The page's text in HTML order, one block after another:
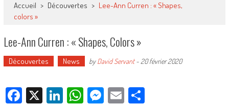
Accueil > Découvertes > Lee-Ann Curren : « Shapes,
colors »
Lee-Ann Curren : « Shapes, Colors »
Découvertes News byDavid Servant- 20 février 2020
Facebook
X LinkedIn
WhatsApp
Messenger
EmailPartager